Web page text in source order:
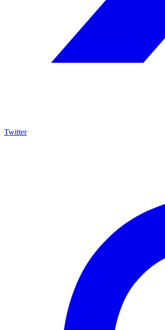
Twitter